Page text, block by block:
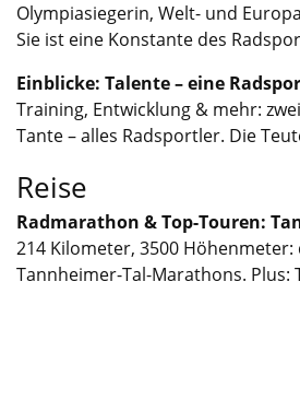
Olympiasiegerin, Welt- und
Sie ist eine Konstante des
Einblicke: Talente – eine
Training, Entwicklung & mehr:
Tante – alles Radsportler. Die
Reise
Radmarathon & Top-Touren:
214 Kilometer, 3500 Höhenmeter:
Tannheimer-Tal-Marathons. Plus: